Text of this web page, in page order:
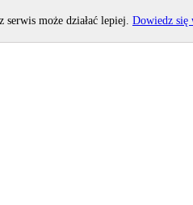
może działać lepiej. Dowiedz się